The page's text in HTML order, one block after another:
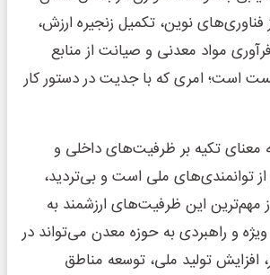
فناوری‌های نوین، تکمیل زنجیره ارزش،
مواد معدنی و صیانت از منابع
است؛ امری که با جدیت در دستور کار
معنای تکیه بر ظرفیت‌های داخلی و
توانمندی‌های ملی است و بی‌تردید،
این ظرفیت‌های ارزشمند به
و راهبردی به حوزه معدن می‌تواند در
افزایش تولید ملی، توسعه مناطق